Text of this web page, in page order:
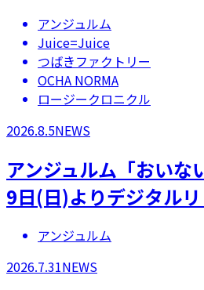
アンジュルム
Juice=Juice
つばきファクトリー
OCHA NORMA
ロージークロニクル
2026.8.5NEWS
アンジュルム「おいな
9日(日)よりデジタルリ
アンジュルム
2026.7.31NEWS